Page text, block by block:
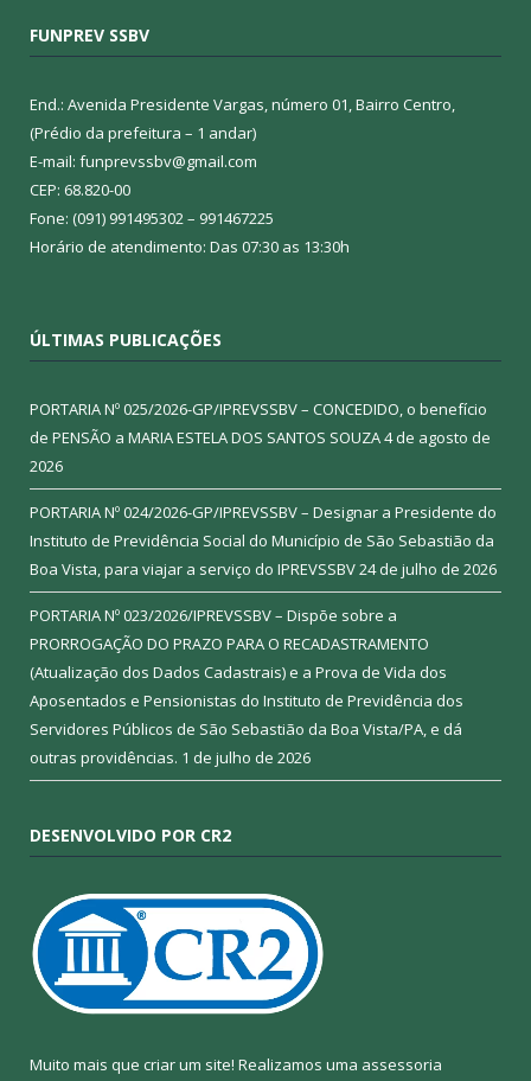
FUNPREV SSBV
End.: Avenida Presidente Vargas, número 01, Bairro Centro,
(Prédio da prefeitura – 1 andar)
E-mail: funprevssbv@gmail.com
CEP: 68.820-00
Fone: (091) 991495302 – 991467225
Horário de atendimento: Das 07:30 as 13:30h
ÚLTIMAS PUBLICAÇÕES
PORTARIA Nº 025/2026-GP/IPREVSSBV – CONCEDIDO, o benefício
de PENSÃO a MARIA ESTELA DOS SANTOS SOUZA4 de agosto de
2026
PORTARIA Nº 024/2026-GP/IPREVSSBV – Designar a Presidente do
Instituto de Previdência Social do Município de São Sebastião da
Boa Vista, para viajar a serviço do IPREVSSBV24 de julho de 2026
PORTARIA Nº 023/2026/IPREVSSBV – Dispõe sobre a
PRORROGAÇÃO DO PRAZO PARA O RECADASTRAMENTO
(Atualização dos Dados Cadastrais) e a Prova de Vida dos
Aposentados e Pensionistas do Instituto de Previdência dos
Servidores Públicos de São Sebastião da Boa Vista/PA, e dá
outras providências. 1 de julho de 2026
DESENVOLVIDO POR CR2
Muito mais que criar um site! Realizamos uma assessoria